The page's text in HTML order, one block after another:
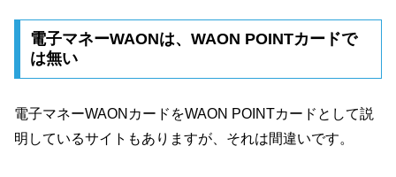
電子マネーWAONは、WAON POINTカードで
は無い
電子マネーWAONカードをWAON POINTカードとして説
明しているサイトもありますが、それは間違いです。